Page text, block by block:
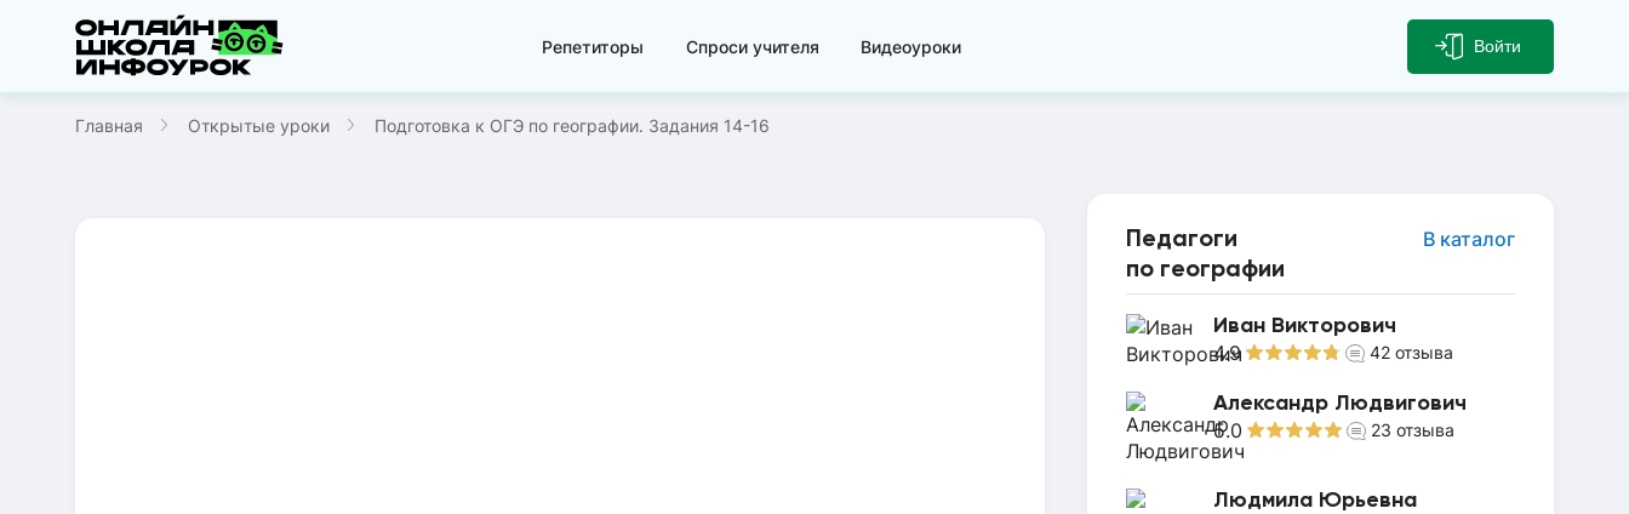
Репетиторы Спроси учителя Видеоуроки Войти
Главная Открытые уроки Подготовка к ОГЭ по географии. Задания 14-16
Педагоги
по географии
В каталог
Иван Викторович
4.9 42 отзыва
Александр Людвигович
5.0 23 отзыва
Людмила Юрьевна